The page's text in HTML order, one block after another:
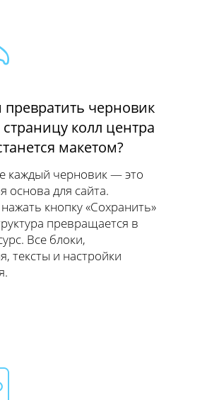
черновик
колл центра
макетом?
каждый черновик — это
основа для сайта.
кнопку «Сохранить»
превращается в
Все блоки,
тексты и настройки